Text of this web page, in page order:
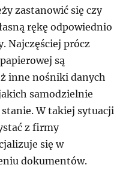
zastanowić się czy
rękę odpowiednio
Najczęściej prócz
są
inne nośniki danych
samodzielnie
W takiej sytuacji
z firmy
się w
dokumentów.